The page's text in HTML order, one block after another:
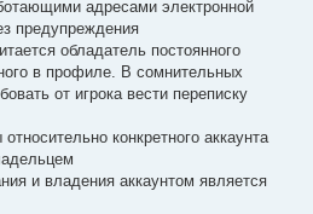
адресами электронной
предупреждения
обладатель постоянного
в профиле. В сомнительных
от игрока вести переписку
конкретного аккаунта
и владения аккаунтом является